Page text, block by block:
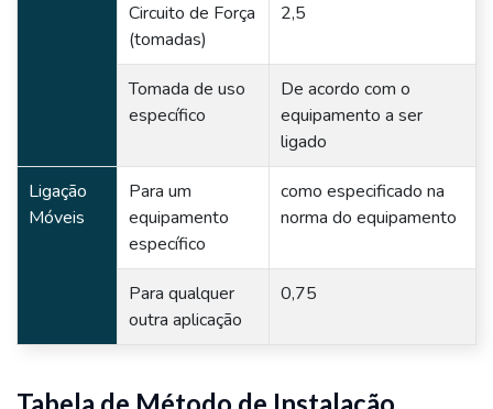
Circuito de Força
(tomadas)
2,5
Tomada de uso
específico
De acordo com o
equipamento a ser
ligado
Ligação
Móveis
Para um
equipamento
específico
como especificado na
norma do equipamento
Para qualquer
outra aplicação
0,75